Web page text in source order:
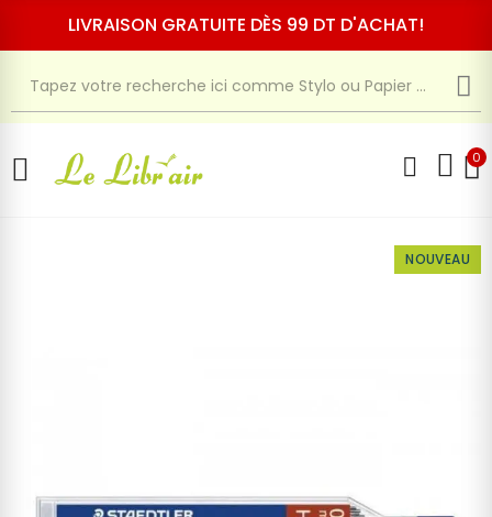
LIVRAISON GRATUITE DÈS 99 DT D'ACHAT!
0
NOUVEAU